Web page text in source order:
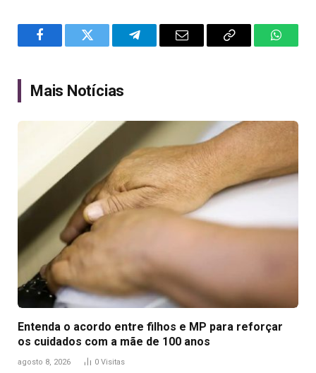
FacebookTwitter TelegramEmail
Copy
Mais Notícias
Entenda o acordo entre filhos e MP para reforçar
os cuidados com a mãe de 100 anos
agosto 8, 2026 0 Visitas